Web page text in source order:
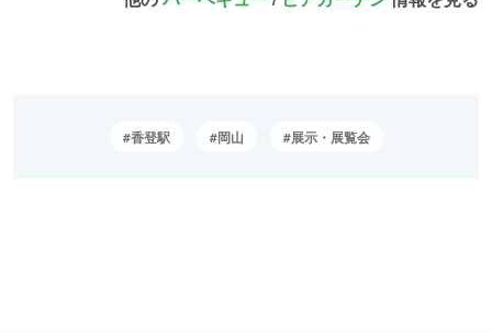
香登駅 岡山 展示・展覧会